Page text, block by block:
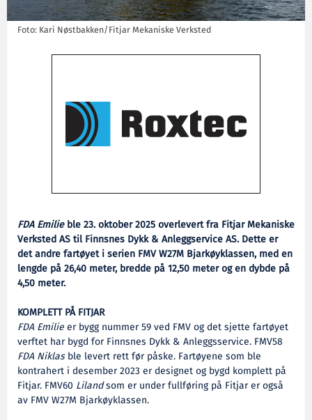
Foto: Kari Nøstbakken/Fitjar Mekaniske Verksted
FDA Emilieble 23. oktober 2025 overlevert fra Fitjar Mekaniske
Verksted AS til Finnsnes Dykk & Anleggservice AS. Dette er
det andre fartøyet i serien FMV W27M Bjarkøyklassen, med en
lengde på 26,40 meter, bredde på 12,50 meter og en dybde på
4,50 meter.
KOMPLETT PÅ FITJAR
FDA Emilieer bygg nummer 59 ved FMV og det sjette fartøyet
verftet har bygd for Finnsnes Dykk & Anleggsservice. FMV58
FDA Niklasble levert rett før påske. Fartøyene som ble
kontrahert i desember 2023 er designet og bygd komplett på
Fitjar. FMV60 Lilandsom er under fullføring på Fitjar er også
av FMV W27M Bjarkøyklassen.